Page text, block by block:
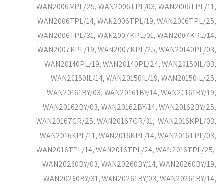
WAN2006MPL/25, WAN2006TPL/03, WAN2006TPL/11,
WAN2006TPL/14, WAN2006TPL/19, WAN2006TPL/25,
WAN2006TPL/31, WAN2007KPL/01, WAN2007KPL/14,
WAN2007KPL/19, WAN2007KPL/25, WAN20140PL/03,
WAN20140PL/19, WAN20140PL/24, WAN20150IL/03,
WAN20150IL/14, WAN20150IL/19, WAN20150IL/25,
WAN20161BY/03, WAN20161BY/14, WAN20161BY/19,
WAN20162BY/03, WAN20162BY/14, WAN20162BY/25,
WAN20167GR/25, WAN20167GR/31, WAN2016KPL/03,
WAN2016KPL/11, WAN2016KPL/14, WAN2016TPL/03,
WAN2016TPL/14, WAN2016TPL/24, WAN2016TPL/25,
WAN20260BY/03, WAN20260BY/14, WAN20260BY/19,
WAN20260BY/31, WAN20261BY/03, WAN20261BY/14,